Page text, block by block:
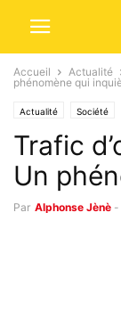
Accueil Actualité
phénomène qui
Actualité Société
Trafic
Un
Par Alphonse Jènè -